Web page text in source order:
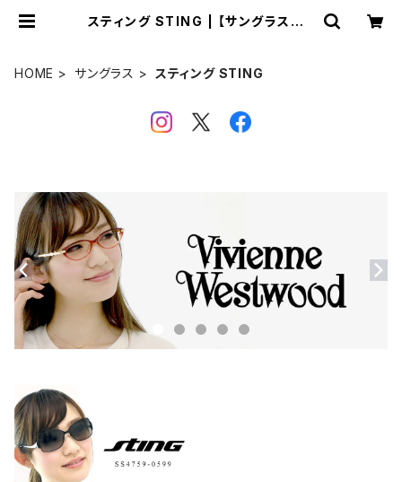
スティング STING | 【サングラスドッ
HOME サングラス スティング STING